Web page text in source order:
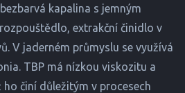
kapalina s jemným
extrakční činidlo v
V jaderném průmyslu se využívá
TBP má nízkou viskozitu a
činí důležitým v procesech